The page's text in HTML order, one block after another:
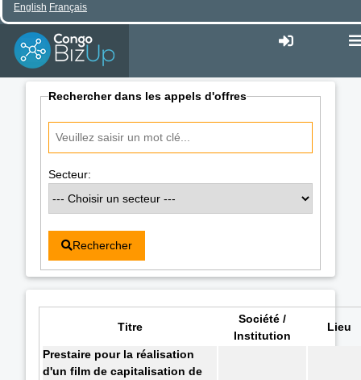
English Français
Rechercher dans les appels d'offres
Secteur:
Rechercher
Titre
Société /
Institution
Lieu
Prestaire pour la réalisation
d'un film de capitalisation de